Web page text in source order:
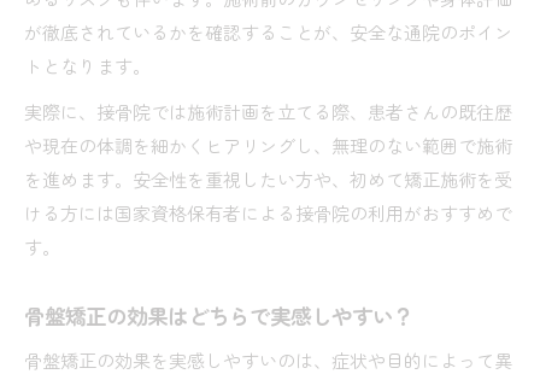
が徹底されているかを確認することが、安全な通院のポイン
トとなります。
実際に、接骨院では施術計画を立てる際、患者さんの既往歴
や現在の体調を細かくヒアリングし、無理のない範囲で施術
を進めます。安全性を重視したい方や、初めて矯正施術を受
ける方には国家資格保有者による接骨院の利用がおすすめで
す。
骨盤矯正の効果はどちらで実感しやすい？
骨盤矯正の効果を実感しやすいのは、症状や目的によって異